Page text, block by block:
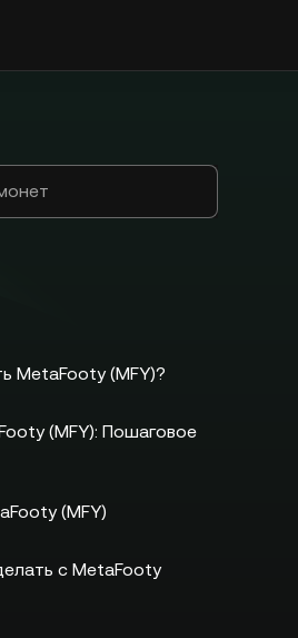
MetaFooty (MFY)?
(MFY): Пошаговое
(MFY)
с MetaFooty